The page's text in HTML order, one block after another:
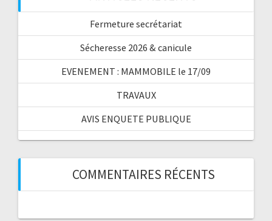
Fermeture secrétariat
Sécheresse 2026 & canicule
EVENEMENT : MAMMOBILE le 17/09
TRAVAUX
AVIS ENQUETE PUBLIQUE
COMMENTAIRES RÉCENTS